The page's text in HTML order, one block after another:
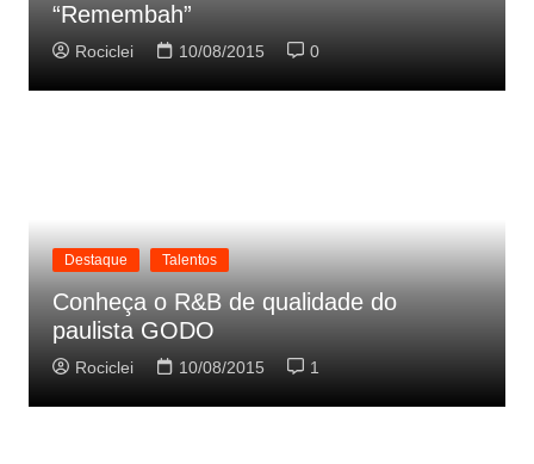
“Remembah”
Rociclei 10/08/2015 0
Destaque Talentos
Conheça o R&B de qualidade do
paulista GODO
Rociclei 10/08/2015 1